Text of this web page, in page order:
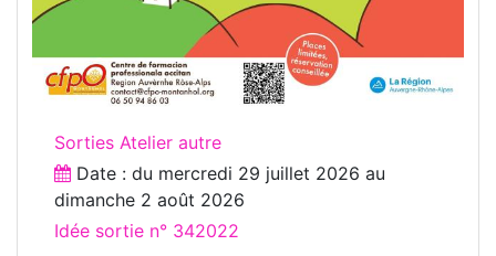
Sorties Atelier autre
Date : du mercredi 29 juillet 2026 au
dimanche 2 août 2026
Idée sortie n° 342022